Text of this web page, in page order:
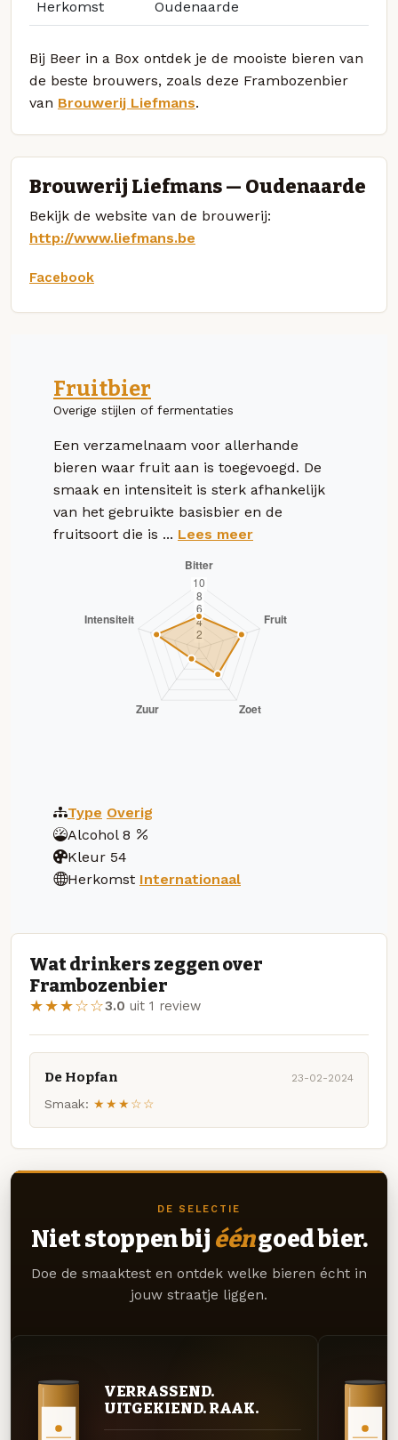
Herkomst Oudenaarde
Bij Beer in a Box ontdek je de mooiste bieren van
de beste brouwers, zoals deze Frambozenbier
van Brouwerij Liefmans.
Brouwerij Liefmans — Oudenaarde
Bekijk de website van de brouwerij:
http://www.liefmans.be
Facebook
Fruitbier
Overige stijlen of fermentaties
Een verzamelnaam voor allerhande
bieren waar fruit aan is toegevoegd. De
smaak en intensiteit is sterk afhankelijk
van het gebruikte basisbier en de
fruitsoort die is ... Lees meer
Type Overig
Alcohol 8
Kleur 54
Herkomst Internationaal
Wat drinkers zeggen over
Frambozenbier
★★★☆☆3.0 uit 1 review
De Hopfan 23-02-2024
Smaak: ★★★☆☆
DE SELECTIE
Niet stoppen bij ééngoed bier.
Doe de smaaktest en ontdek welke bieren écht in
jouw straatje liggen.
VERRASSEND.
UITGEKIEND. RAAK.